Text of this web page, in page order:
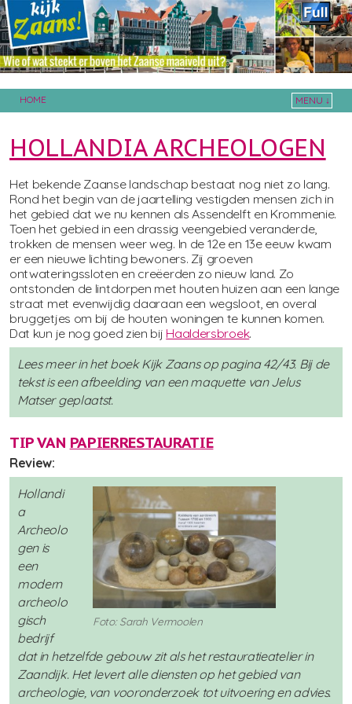
HOME
MENU ↓
HOLLANDIA ARCHEOLOGEN
Het bekende Zaanse landschap bestaat nog niet zo lang.
Rond het begin van de jaartelling vestigden mensen zich in
het gebied dat we nu kennen als Assendelft en Krommenie.
Toen het gebied in een drassig veengebied veranderde,
trokken de mensen weer weg. In de 12e en 13e eeuw kwam
er een nieuwe lichting bewoners. Zij groeven
ontwateringssloten en creëerden zo nieuw land. Zo
ontstonden de lintdorpen met houten huizen aan een lange
straat met evenwijdig daaraan een wegsloot, en overal
bruggetjes om bij de houten woningen te kunnen komen.
Dat kun je nog goed zien bij Haaldersbroek.
Lees meer in het boek Kijk Zaans op pagina 42/43. Bij de
tekst is een afbeelding van een maquette van Jelus
Matser geplaatst.
TIP VAN PAPIERRESTAURATIE
Review:
Foto: Sarah Vermoolen
Hollandi
a
Archeolo
gen is
een
modern
archeolo
gisch
bedrijf
dat in hetzelfde gebouw zit als het restauratieatelier in
Zaandijk. Het levert alle diensten op het gebied van
archeologie, van vooronderzoek tot uitvoering en advies.